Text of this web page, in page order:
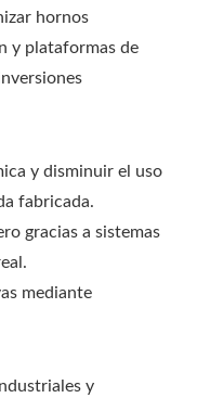
hornos
y plataformas de
y disminuir el uso
fabricada.
gracias a sistemas
mediante
y